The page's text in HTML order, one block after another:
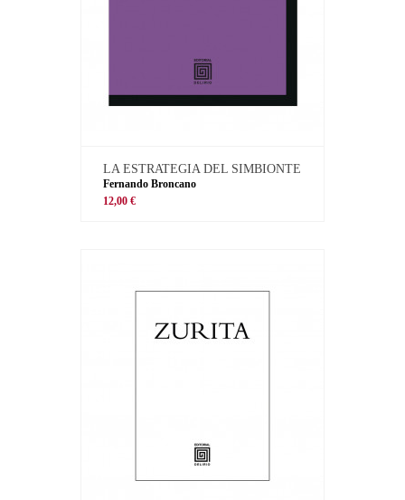
LA ESTRATEGIA DEL SIMBIONTE
Fernando Broncano
12,00 €